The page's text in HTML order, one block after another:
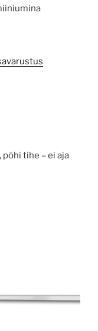
põhi tihe – ei aja